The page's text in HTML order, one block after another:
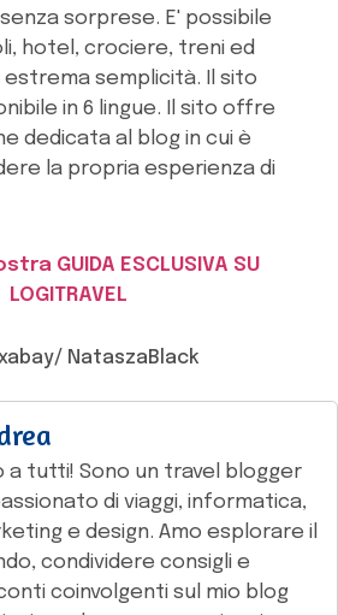
sorprese. E' possibile
hotel, crociere, treni ed
semplicità. Il sito
in 6 lingue. Il sito offre
dedicata al blog in cui è
la propria esperienza di
GUIDA ESCLUSIVA SU
LOGITRAVEL
NataszaBlack
a tutti! Sono un travel blogger
di viaggi, informatica,
e design. Amo esplorare il
condividere consigli e
coinvolgenti sul mio blog